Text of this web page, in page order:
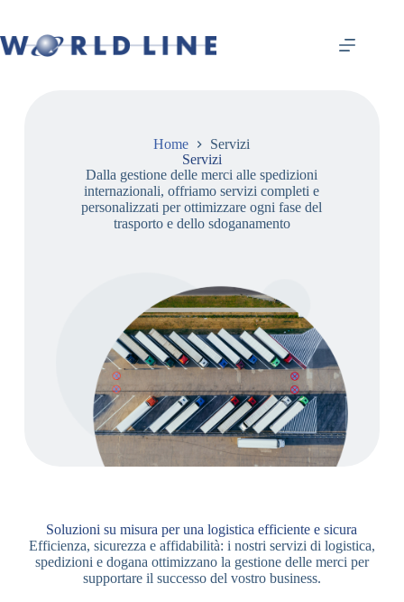
Home
Servizi
Servizi
Dalla gestione delle merci alle spedizioni
internazionali, offriamo servizi completi e
personalizzati per ottimizzare ogni fase del
trasporto e dello sdoganamento
Soluzioni su misura per una logistica efficiente e sicura
Efficienza, sicurezza e affidabilità: i nostri servizi di logistica,
spedizioni e dogana ottimizzano la gestione delle merci per
supportare il successo del vostro business.